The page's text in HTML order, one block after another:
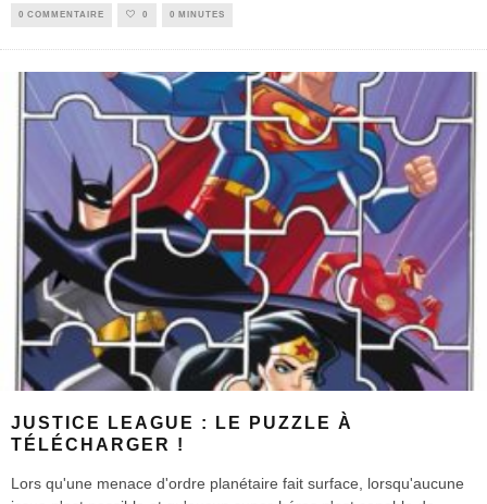
0 COMMENTAIRE 0 0 MINUTES
JUSTICE LEAGUE : LE PUZZLE À
TÉLÉCHARGER !
Lors qu'une menace d'ordre planétaire fait surface, lorsqu'aucune